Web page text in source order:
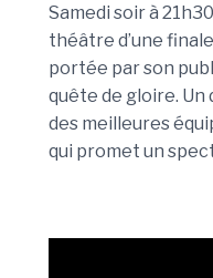
Samedi soir à
théâtre d’une
portée par son
quête de gloire. Un
des meilleures
qui promet un